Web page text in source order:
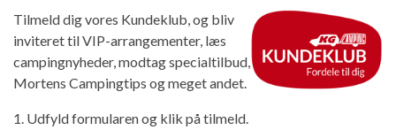
Tilmeld dig vores Kundeklub, og bliv
inviteret til VIP-arrangementer, læs
campingnyheder, modtag specialtilbud,
Mortens Campingtips og meget andet.
1. Udfyld formularen og klik på tilmeld.